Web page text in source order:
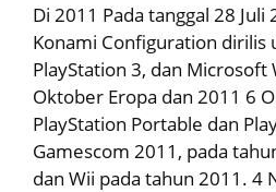
Di 2011 Pada tanggal 28 Juli
Konami Configuration dirilis
PlayStation 3, dan Microsoft
Oktober Eropa dan 2011 6
PlayStation Portable dan
Gamescom 2011, pada
dan Wii pada tahun 2011. 4